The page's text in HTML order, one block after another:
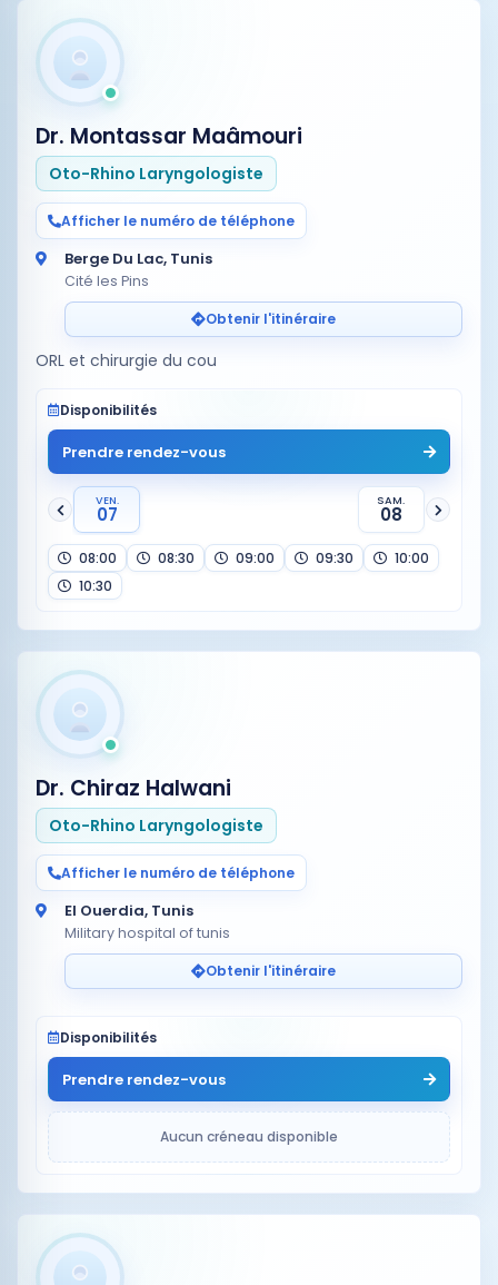
Dr. Montassar Maâmouri
Oto-Rhino Laryngologiste
Afficher le numéro de téléphone
Berge Du Lac, Tunis
Cité les Pins
Obtenir l'itinéraire
ORL et chirurgie du cou
Disponibilités
Prendre rendez-vous
VEN.
07
SAM.
08
08:00 08:30 09:00 09:30
10:00
10:30
Dr. Chiraz Halwani
Oto-Rhino Laryngologiste
Afficher le numéro de téléphone
El Ouerdia, Tunis
Military hospital of tunis
Obtenir l'itinéraire
Disponibilités
Prendre rendez-vous
Aucun créneau disponible